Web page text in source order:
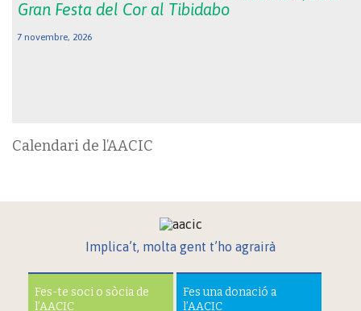
Gran Festa del Cor al Tibidabo
7 novembre, 2026
Calendari de l’AACIC
Implica’t, molta gent t’ho agrairà
Fes-te soci o sòcia de
l’AACIC
Fes una donació a
l’AACIC